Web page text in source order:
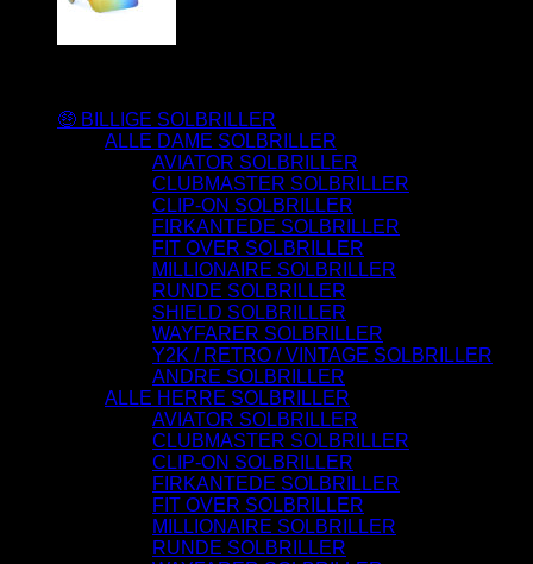
🤑 BILLIGE SOLBRILLER
ALLE DAME SOLBRILLER
AVIATOR SOLBRILLER
CLUBMASTER SOLBRILLER
CLIP-ON SOLBRILLER
FIRKANTEDE SOLBRILLER
FIT OVER SOLBRILLER
MILLIONAIRE SOLBRILLER
RUNDE SOLBRILLER
SHIELD SOLBRILLER
WAYFARER SOLBRILLER
Y2K / RETRO / VINTAGE SOLBRILLER
ANDRE SOLBRILLER
ALLE HERRE SOLBRILLER
AVIATOR SOLBRILLER
CLUBMASTER SOLBRILLER
CLIP-ON SOLBRILLER
FIRKANTEDE SOLBRILLER
FIT OVER SOLBRILLER
MILLIONAIRE SOLBRILLER
RUNDE SOLBRILLER